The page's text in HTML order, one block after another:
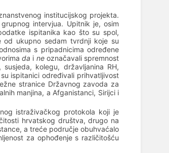
institucijskog projekta.
intervjua. Upitnik je, osim
ispitanika kao što su spol,
od ukupno sedam tvrdnji koje su
s pripadnicima određene
da i neoznačavali spremnost
kolegu, državljanina RH,
ispitanici određivali prihvatljivost
stranice Državnog zavoda za
manjina, a Afganistanci, Sirijci i
istraživačkog protokola koji je
hrvatskog društva, drugo na
a treće područje obuhvaćalo
za ophođenje s različitošću